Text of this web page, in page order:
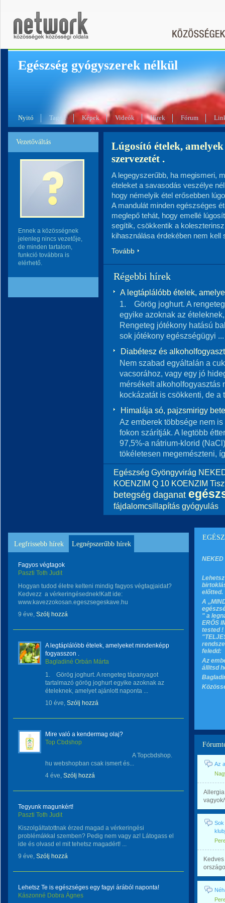
Egészség gyógyszerek nélkül
Nyitó Tagok Képek Videók Hírek Fórum
Vezetőváltás
Ennek a közösségnek
jelenleg nincs vezetője,
de minden tartalom,
funkció továbbra is
elérhető.
Lúgosító ételek,
szervezetét .
A legegyszerűbb, ha megismeri,
ételeket a savasodás veszélye
hogy némelyik étel erősebben
A mandulát minden egészséges
meglepő tehát, hogy emellé
segítik, csökkentik a
kihasználása érdekében nem kell
Tovább
Régebbi hírek
A legtáplálóbb ételek,
1. Görög joghurt. A
egyike azoknak az
Rengeteg jótékony hatású
sok jótékony egészségügyi ...
Diabétesz és
Nem szabad egyáltalán a
vacsorához, vagy egy jó
mérsékelt alkoholfogyasztás
kockázatát is csökkenti, de a
Himalája só, pajzsmirigy
Az emberek többsége nem
fokon szárítják. A legtöbb
97,5%-a nátrium-klorid
tökéletesen megemészteni,
Egészség Gyöngyvirág
KOENZIM Q 10 KOENZIM
betegség daganat
fájdalomcsillapítás gyógyulás
Legfrissebb hírek Legnépszerűbb hírek
Fagyos végtagok
Paszti Toth Judit
Hogyan tudod életre kelteni mindig fagyos végtagjaidat?
Kedvezz a vérkeringésednek!Katt ide:
www.kavezzokosan.egeszsegeskave.hu
9 éve, Szólj hozzá
A legtáplálóbb ételek, amelyeket mindenképp
fogyasszon .
Bagladiné Orbán Márta
1. Görög joghurt. A rengeteg tápanyagot
tartalmazó görög joghurt egyike azoknak az
ételeknek, amelyet ajánlott naponta ...
10 éve, Szólj hozzá
Mire való a kendermag olaj?
Top Cbdshop
A Topcbdshop.
hu webshopban csak ismert és...
4 éve, Szólj hozzá
Tegyunk magunkért!
Paszti Toth Judit
Kiszolgáltatottnak érzed magad a vérkeringési
problémákkal szemben? Pedig nem vagy az! Látogass el
ide és olvasd el mit tehetsz magadért! ...
9 éve, Szólj hozzá
Lehetsz Te is egészséges egy fagyi árából naponta!
Kászonné Dobra Ágnes
NEKED
előtted.
A
" a
ERŐS
tested
feledd:
Az
állitsd
Az
Sok